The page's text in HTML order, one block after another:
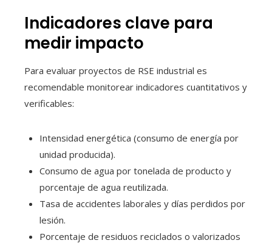
Indicadores clave para
medir impacto
Para evaluar proyectos de RSE industrial es
recomendable monitorear indicadores cuantitativos y
verificables:
Intensidad energética (consumo de energía por
unidad producida).
Consumo de agua por tonelada de producto y
porcentaje de agua reutilizada.
Tasa de accidentes laborales y días perdidos por
lesión.
Porcentaje de residuos reciclados o valorizados